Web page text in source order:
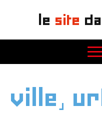
le site
ville,